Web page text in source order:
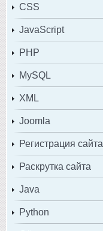
CSS
JavaScript
PHP
MySQL
XML
Joomla
Регистрация сайта
Раскрутка сайта
Java
Python